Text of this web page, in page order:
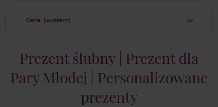
Cena: (wybierz)
Prezent ślubny | Prezent dla
Pary Młodej | Personalizowane
prezenty